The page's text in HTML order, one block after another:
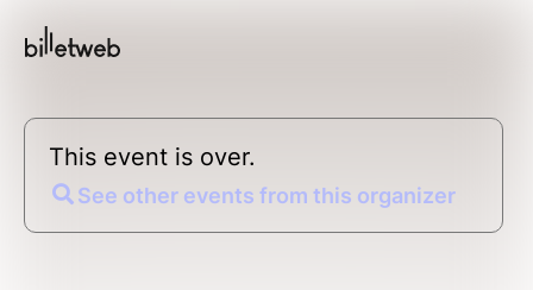
This event is over.
See other events from this organizer